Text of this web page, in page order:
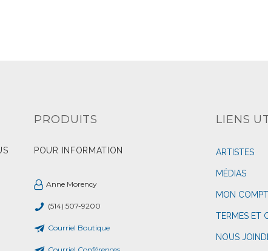
PRODUITS
POUR INFORMATION
Anne Morency
(514) 507-9200
Courriel Boutique
LIENS
ARTISTES
MÉDIAS
MON
TERMES ET
NOUS